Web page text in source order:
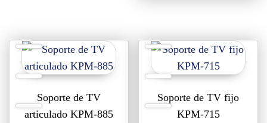
Soporte de TV
articulado KPM-885
Soporte de TV fijo
KPM-715